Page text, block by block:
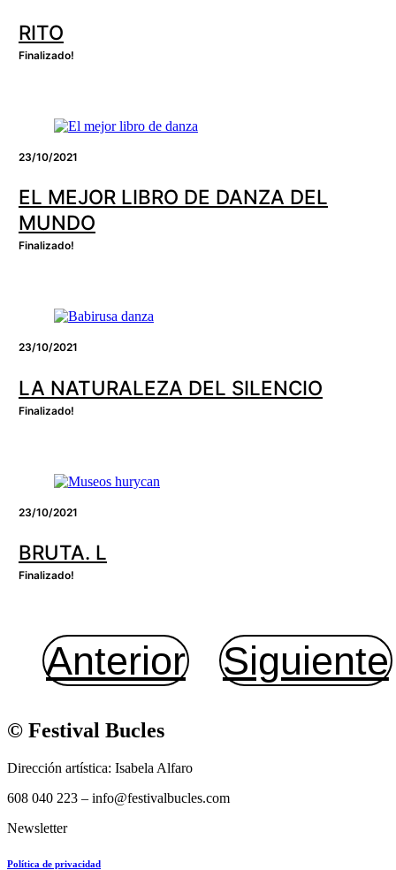
RITO
Finalizado!
23/10/2021
EL MEJOR LIBRO DE DANZA DEL
MUNDO
Finalizado!
23/10/2021
LA NATURALEZA DEL SILENCIO
Finalizado!
23/10/2021
BRUTA. L
Finalizado!
Anterior Siguiente
© Festival Bucles
Dirección artística: Isabela Alfaro
608 040 223 – info@festivalbucles.com
Newsletter
Política de privacidad